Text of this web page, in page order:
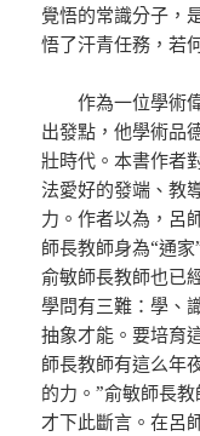
覺悟的常識分子，
悟了汗青任務，若
作為一位學術
出發點，他學術品
壯時代。本書作者
法愛好的發端、教
力。作者以為，呂
師長教師身為“通
俞敏師長教師也已
學問有三難：學、
抽象才能。要培育
師長教師有這么年
的力。”俞敏師長
才下此斷言。在呂